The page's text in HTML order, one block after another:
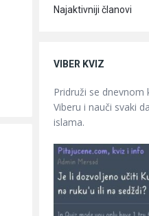
Najaktivniji članovi
VIBER KVIZ
Pridruži se dnevnom
Viberu i nauči svaki
islama.